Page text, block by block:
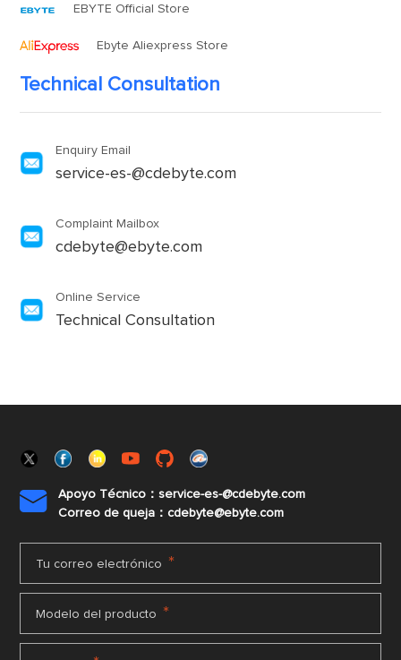
EBYTE Official Store
Ebyte Aliexpress Store
Technical Consultation
Enquiry Email
service-es-@cdebyte.com
Complaint Mailbox
cdebyte@ebyte.com
Online Service
Technical Consultation

Apoyo Técnico：service-es-@cdebyte.com
Correo de queja：cdebyte@ebyte.com
Tu correo electrónico *
Modelo del producto *